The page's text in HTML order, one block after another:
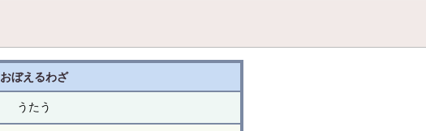
おぼえるわざ
うたう